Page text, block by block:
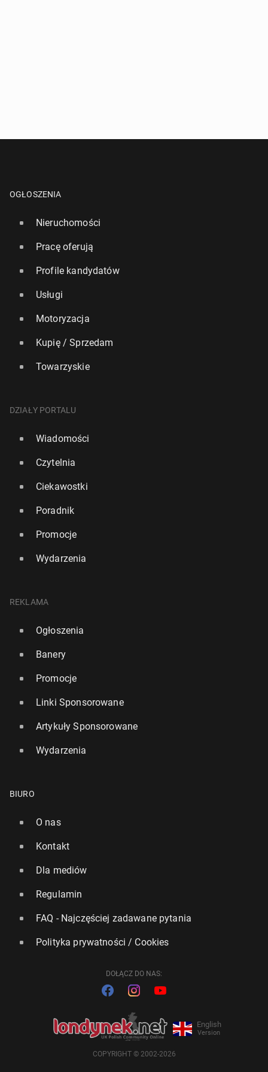
OGŁOSZENIA
Nieruchomości
Pracę oferują
Profile kandydatów
Usługi
Motoryzacja
Kupię / Sprzedam
Towarzyskie
DZIAŁY PORTALU
Wiadomości
Czytelnia
Ciekawostki
Poradnik
Promocje
Wydarzenia
REKLAMA
Ogłoszenia
Banery
Promocje
Linki Sponsorowane
Artykuły Sponsorowane
Wydarzenia
BIURO
O nas
Kontakt
Dla mediów
Regulamin
FAQ - Najczęściej zadawane pytania
Polityka prywatności / Cookies
DOŁĄCZ DO NAS:
English
Version
COPYRIGHT © 2002-2026